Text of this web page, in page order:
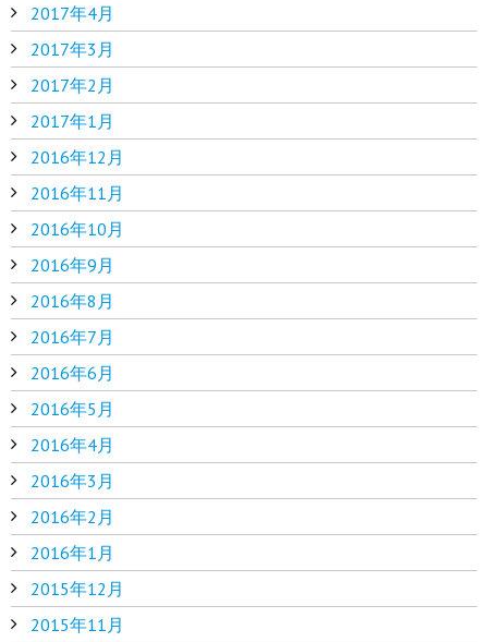
2017年4月
2017年3月
2017年2月
2017年1月
2016年12月
2016年11月
2016年10月
2016年9月
2016年8月
2016年7月
2016年6月
2016年5月
2016年4月
2016年3月
2016年2月
2016年1月
2015年12月
2015年11月